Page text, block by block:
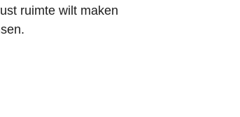
ruimte wilt maken